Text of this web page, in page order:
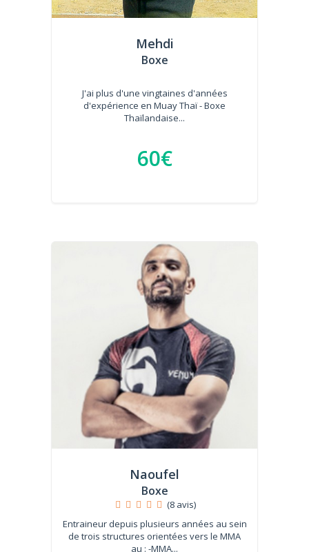
Mehdi
Boxe
J'ai plus d'une vingtaines d'années
d'expérience en Muay Thaï - Boxe
Thaïlandaise...
60€
Naoufel
Boxe
(8 avis)
Entraineur depuis plusieurs années au sein
de trois structures orientées vers le MMA
au : -MMA...